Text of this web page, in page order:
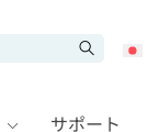
サポート